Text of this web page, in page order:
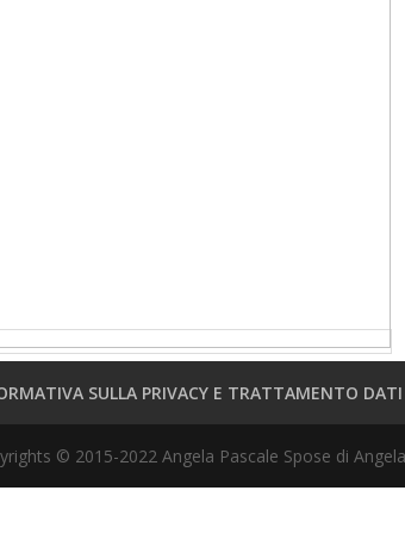
SULLA PRIVACY E TRATTAMENTO DATI
© 2015-2022 Angela Pascale Spose di